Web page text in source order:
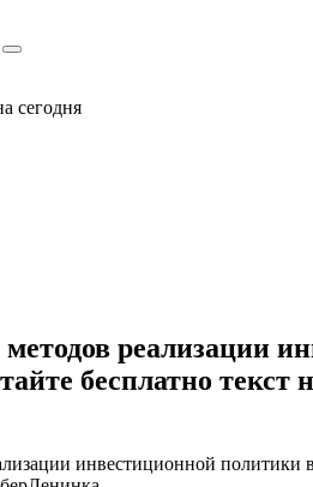
сегодня
реализации
бесплатно